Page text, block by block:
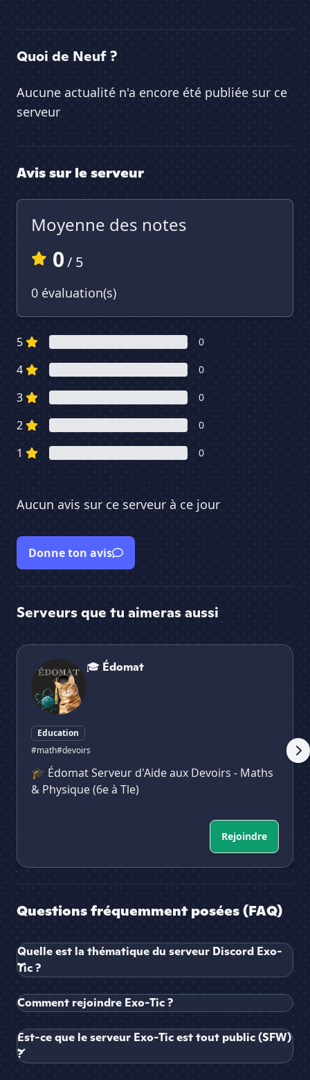
Quoi de Neuf ?
Aucune actualité n'a encore été publiée sur ce
serveur
Avis sur le serveur
Moyenne des notes
0/ 5
0 évaluation(s)
5 0
4 0
3 0
2 0
1 0
Aucun avis sur ce serveur à ce jour
Donne ton avis
Serveurs que tu aimeras aussi
🎓 Édomat
🎓 Édomat
Education
#math#devoirs
🎓 Édomat Serveur d'Aide aux Devoirs - Maths
& Physique (6e à Tle)
Rejoindre
Questions fréquemment posées (FAQ)
Quelle est la thématique du serveur Discord Exo-
Tic ?
Comment rejoindre Exo-Tic ?
Est-ce que le serveur Exo-Tic est tout public (SFW)
?